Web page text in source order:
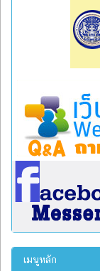
เมนูหลัก